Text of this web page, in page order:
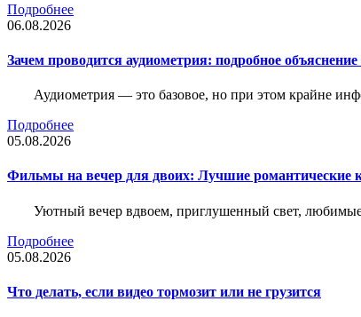
Подробнее
06.08.2026
Зачем проводится аудиометрия: подробное
Аудиометрия — это базовое, но при этом крайне
Подробнее
05.08.2026
Фильмы на вечер для двоих: Лучшие романтические
Уютный вечер вдвоем, приглушенный свет,
Подробнее
05.08.2026
Что делать, если видео тормозит или не грузится